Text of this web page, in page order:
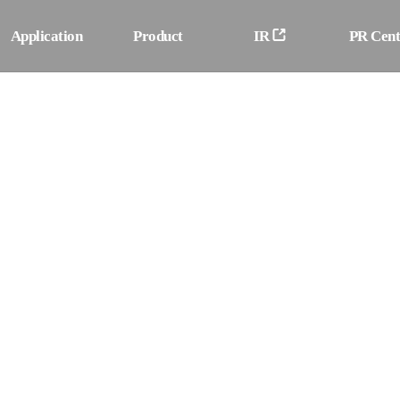
Application Product IR PR